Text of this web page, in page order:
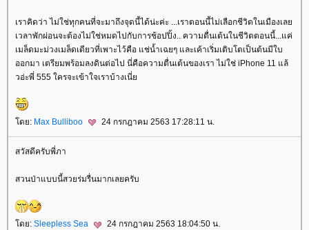
เราคิดว่า ไม่ใช่ทุกคนที่จะมาถึงจุดนี้ได้น่ะค่ะ ...เราตอนนี้ไม่เลือกชีวิตในเมืองเล
เวลาพักผ่อนจะต้องไม่ใช่หมดไปกับการช้อปปิ้ง.. ความตื่นเต้นในชีวิตตอนนี้...แค่
เมล็ดมะม่วงเมล็ดเดียวที่เพาะไว้คือ แช่น้ำเฉยๆ และเค้าเริ่มเติบโตเป็นต้นมีใบ
ออกมา เตรียมพร้อมลงดินต่อไป นี่คือความตื่นเต้นของเรา ไม่ใช่ iPhone 11 แล้
วอ่ะพี่ 555 ใครจะเข้าใจเราบ้างเนี่
ดย: Max Bulliboo 24 กรกฎาคม 2563 17:28:11 น.
สวัสดีครับพี่ภา
สวนป่าแบบนี้สวยร่มรื่นมากเลยครับ
ดย: Sleepless Sea 24 กรกฎาคม 2563 18:04:50 น.